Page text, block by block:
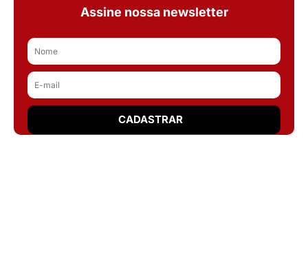
Assine nossa newsletter